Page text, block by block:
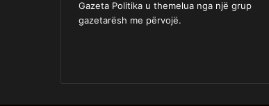
Gazeta Politika u themelua nga një grup
gazetarësh me përvojë.